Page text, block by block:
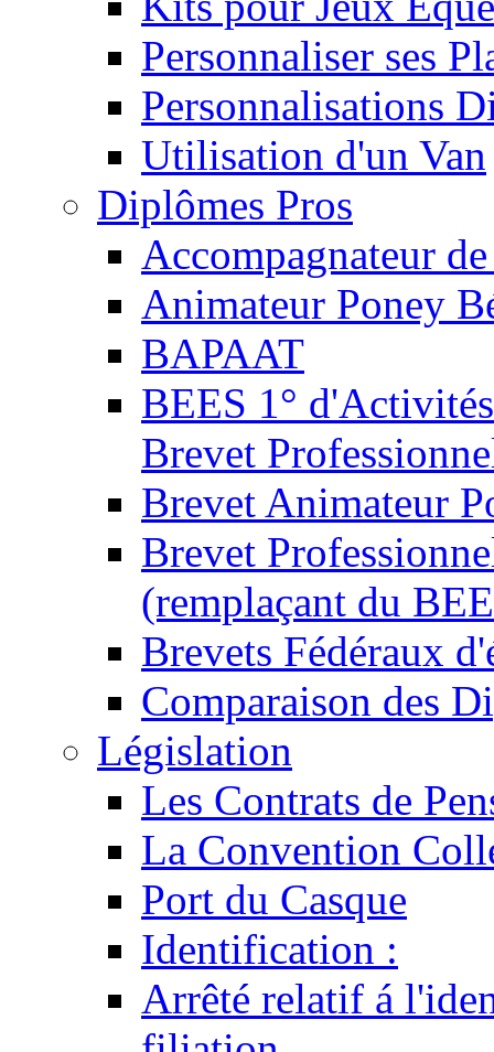
Personnaliser ses
Personnalisations
Utilisation d'un Van
Diplômes Pros
Accompagnateur
Animateur Poney
BAPAAT
BEES 1°
Brevet
Brevet Animateur
Brevet
(remplaçant du
Brevets Fédéraux
Comparaison des
Législation
Les Contrats de
La Convention
Port du Casque
Identification :
Arrêté relatif á